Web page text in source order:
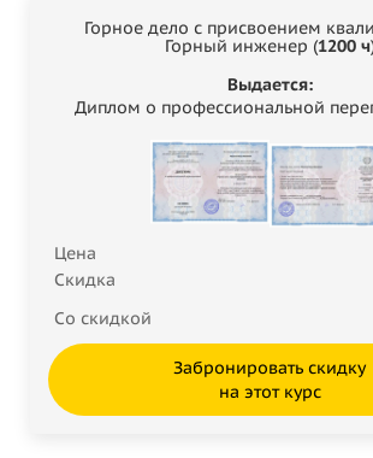
Горное дело с присвоением
Горный инженер (1200 ч
Выдается:
Диплом о профессиональной
Цена
Скидка
Со скидкой
Забронировать скидку
на этот курс